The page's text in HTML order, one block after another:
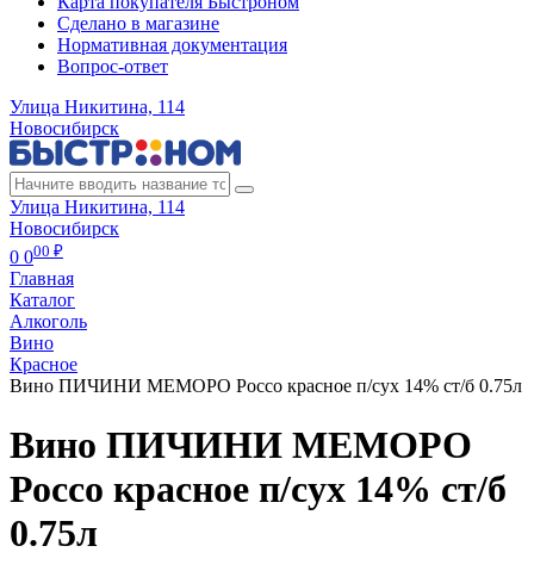
Сделано в магазине
Нормативная документация
Вопрос-ответ
Улица Никитина, 114
Новосибирск
Улица Никитина, 114
Новосибирск
0 000 ₽
Главная
Каталог
Алкоголь
Вино
Красное
Вино ПИЧИНИ МЕМОРО Россо красное п/сух 14% ст/б 0.75л
Вино ПИЧИНИ МЕМОРО
Россо красное п/сух 14% ст/б
0.75л